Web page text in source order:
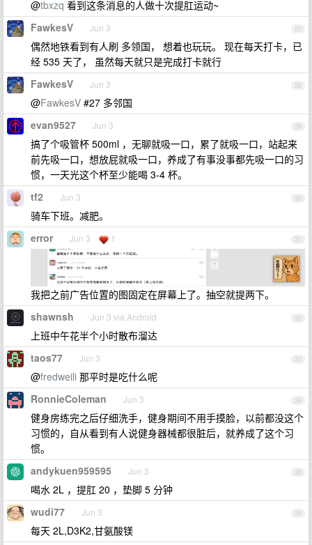
@tbxzq 看到这条消息的人做十次提肛运动~
27
FawkesV Jun 3
偶然地铁看到有人刷 多领国， 想着也玩玩。 现在每天打卡，已
经 535 天了， 虽然每天就只是完成打卡就行
28
FawkesV Jun 3
@FawkesV #27 多邻国
29
evan9527 Jun 3
搞了个吸管杯 500ml ，无聊就吸一口，累了就吸一口，站起来
前先吸一口，想放屁就吸一口，养成了有事没事都先吸一口的习
惯，一天光这个杯至少能喝 3-4 杯。
30
tf2 Jun 3
骑车下班。减肥。
31
error Jun 3 1
我把之前广告位置的图固定在屏幕上了。抽空就提两下。
32
shawnsh Jun 3 via Android
上班中午花半个小时散布溜达
33
taos77 Jun 3
@fredweili 那平时是吃什么呢
34
RonnieColeman Jun 3
健身房练完之后仔细洗手，健身期间不用手摸脸，以前都没这个
习惯的，自从看到有人说健身器械都很脏后，就养成了这个习
惯。
35
andykuen959595 Jun 3
喝水 2L ，提肛 20 ，垫脚 5 分钟
36
wudi77 Jun 3
每天 2L,D3K2,甘氨酸镁